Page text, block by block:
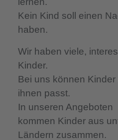
Kein Kind soll einen
haben.
Wir haben viele,
Kinder.
Bei uns können
ihnen passt.
In unseren Angeboten
kommen Kinder aus
Ländern zusammen.